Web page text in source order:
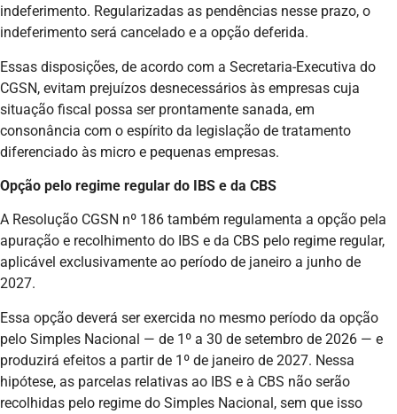
indeferimento. Regularizadas as pendências nesse prazo, o
indeferimento será cancelado e a opção deferida.
Essas disposições, de acordo com a Secretaria-Executiva do
CGSN, evitam prejuízos desnecessários às empresas cuja
situação fiscal possa ser prontamente sanada, em
consonância com o espírito da legislação de tratamento
diferenciado às micro e pequenas empresas.
Opção pelo regime regular do IBS e da CBS
A Resolução CGSN nº 186 também regulamenta a opção pela
apuração e recolhimento do IBS e da CBS pelo regime regular,
aplicável exclusivamente ao período de janeiro a junho de
2027.
Essa opção deverá ser exercida no mesmo período da opção
pelo Simples Nacional — de 1º a 30 de setembro de 2026 — e
produzirá efeitos a partir de 1º de janeiro de 2027. Nessa
hipótese, as parcelas relativas ao IBS e à CBS não serão
recolhidas pelo regime do Simples Nacional, sem que isso